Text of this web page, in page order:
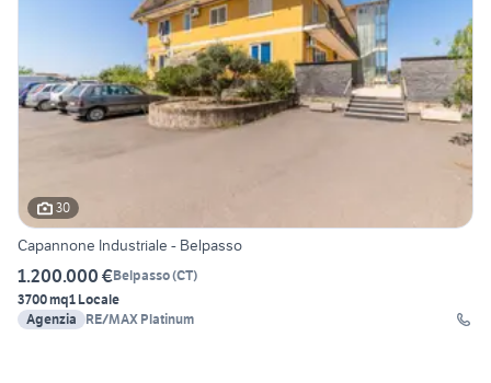
30
Capannone Industriale - Belpasso
1.200.000 €Belpasso(CT)
3700 mq1 Locale
Agenzia
RE/MAX Platinum